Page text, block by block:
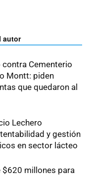
autor
Cementerio
Montt: piden
que quedaron al
Lechero
y gestión
en sector lácteo
$620 millones para